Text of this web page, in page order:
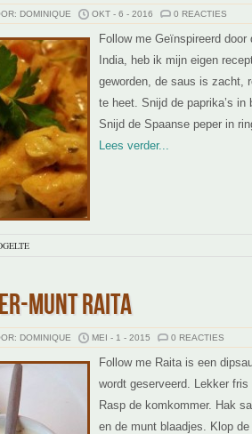
DOMINIQUE OKT - 6 - 2016 0 REACTIES
Follow me Geïnspireerd
India, heb ik mijn eigen
geworden, de saus is zacht,
te heet. Snijd de paprika’s
Snijd de Spaanse peper in
Lees verder...
MUNT RAITA
DOMINIQUE MEI - 1 - 2015 0 REACTIES
Follow me Raita is een
wordt geserveerd. Lekker
Rasp de komkommer. Hak
en de munt blaadjes. Klop